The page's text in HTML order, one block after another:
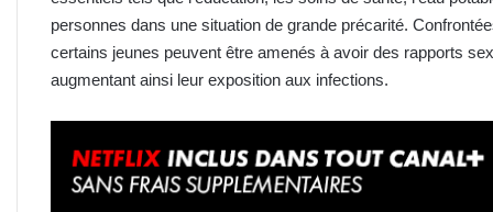
personnes dans une situation de grande précarité.
certains jeunes peuvent être amenés à avoir des rapports
augmentant ainsi leur exposition aux infections.